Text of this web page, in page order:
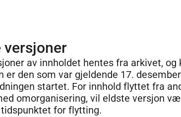
av innholdet hentes fra arkivet, og
er den som var gjeldende 17.
startet. For innhold flyttet fra
omorganisering, vil eldste versjon
for flytting.